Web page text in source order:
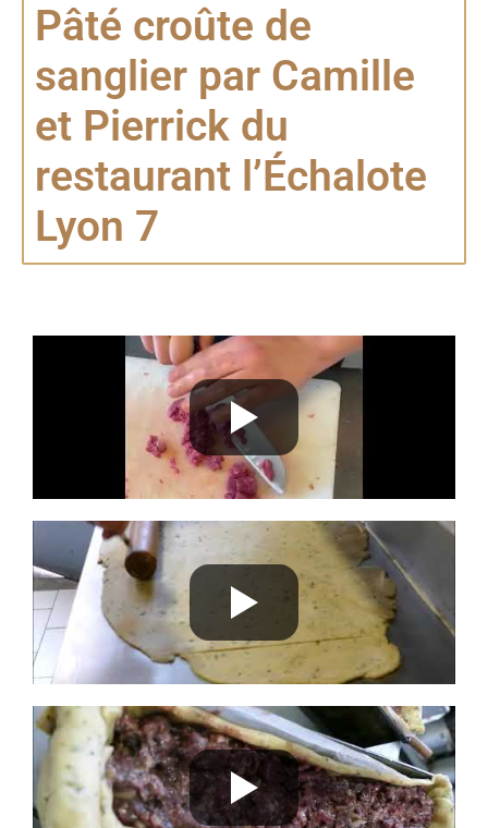
Pâté croûte de
sanglier par Camille
et Pierrick du
restaurant l’Échalote
Lyon 7